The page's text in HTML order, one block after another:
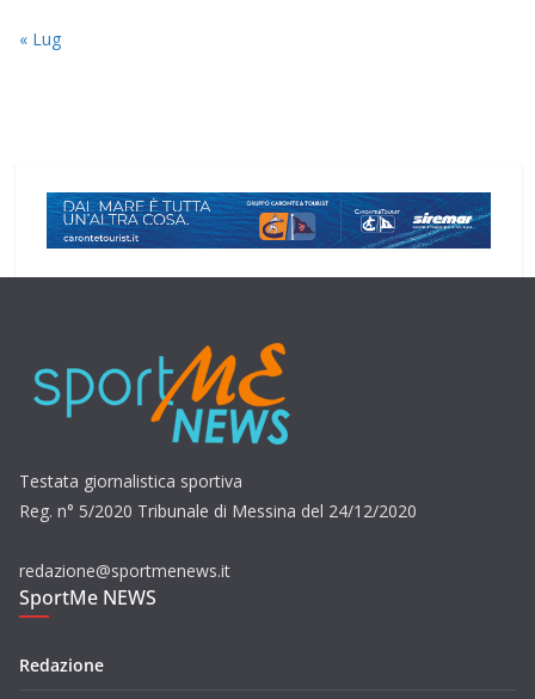
« Lug
Testata giornalistica sportiva
Reg. n° 5/2020 Tribunale di Messina del 24/12/2020
redazione@sportmenews.it
SportMe NEWS
Redazione